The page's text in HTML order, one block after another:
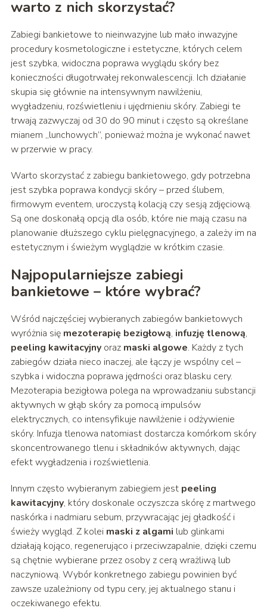
warto z nich skorzystać?
Zabiegi bankietowe to nieinwazyjne lub mało inwazyjne
procedury kosmetologiczne i estetyczne, których celem
jest szybka, widoczna poprawa wyglądu skóry bez
konieczności długotrwałej rekonwalescencji. Ich działanie
skupia się głównie na intensywnym nawilżeniu,
wygładzeniu, rozświetleniu i ujędrnieniu skóry. Zabiegi te
trwają zazwyczaj od 30 do 90 minut i często są określane
mianem „lunchowych”, ponieważ można je wykonać nawet
w przerwie w pracy.
Warto skorzystać z zabiegu bankietowego, gdy potrzebna
jest szybka poprawa kondycji skóry – przed ślubem,
firmowym eventem, uroczystą kolacją czy sesją zdjęciową.
Są one doskonałą opcją dla osób, które nie mają czasu na
planowanie dłuższego cyklu pielęgnacyjnego, a zależy im na
estetycznym i świeżym wyglądzie w krótkim czasie.
Najpopularniejsze zabiegi
bankietowe – które wybrać?
Wśród najczęściej wybieranych zabiegów bankietowych
wyróżnia się mezoterapię bezigłową, infuzję tlenową,
peeling kawitacyjnyoraz maski algowe. Każdy z tych
zabiegów działa nieco inaczej, ale łączy je wspólny cel –
szybka i widoczna poprawa jędrności oraz blasku cery.
Mezoterapia bezigłowa polega na wprowadzaniu substancji
aktywnych w głąb skóry za pomocą impulsów
elektrycznych, co intensyfikuje nawilżenie i odżywienie
skóry. Infuzja tlenowa natomiast dostarcza komórkom skóry
skoncentrowanego tlenu i składników aktywnych, dając
efekt wygładzenia i rozświetlenia.
Innym często wybieranym zabiegiem jest peeling
kawitacyjny, który doskonale oczyszcza skórę z martwego
naskórka i nadmiaru sebum, przywracając jej gładkość i
świeży wygląd. Z kolei maski z algami lub glinkami
działają kojąco, regenerująco i przeciwzapalnie, dzięki czemu
są chętnie wybierane przez osoby z cerą wrażliwą lub
naczyniową. Wybór konkretnego zabiegu powinien być
zawsze uzależniony od typu cery, jej aktualnego stanu i
oczekiwanego efektu.